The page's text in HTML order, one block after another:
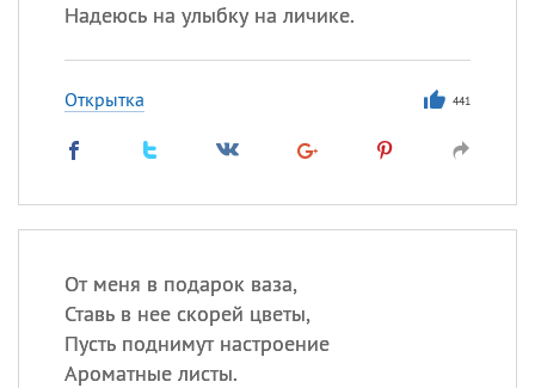
Надеюсь на улыбку на личике.
Открытка 441
От меня в подарок ваза,
Ставь в нее скорей цветы,
Пусть поднимут настроение
Ароматные листы.